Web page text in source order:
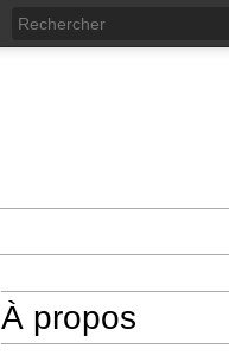
À propos